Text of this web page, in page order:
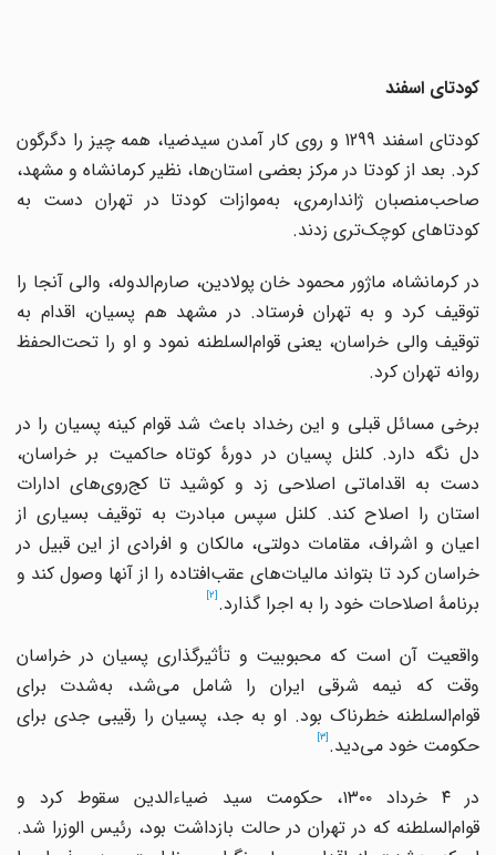
کودتای اسفند
کودتای اسفند 1299 و روی کار آمدن سیدضیا، همه چیز را دگرگون
کرد. بعد از کودتا در مرکز بعضی استان‌ها، نظیر کرمانشاه‌ و مشهد‌،
صاحب‌منصبان ژاندارمری، به‌موازات کودتا در تهران دست به
کودتاهای کوچک‌تری زدند.
در‌ کرمانشاه‌، ماژور محمود خان پولادین، صارم‌الدوله، والی آنجا را
توقیف کرد و به تهران فرستاد. در مشهد هم پسیان، اقدام به
توقیف والی خراسان، یعنی قوام‌السلطنه نمود و او را تحت‌الحفظ
روانه تهران کرد.
برخی مسائل قبلی و این رخداد باعث شد قوام کینه پسیان را در
دل نگه دارد. کلنل پسیان در دورۀ کوتاه حاکمیت بر خراسان،
دست‌ به اقداماتی اصلاحی زد و کوشید تا کج‌روی‌های ادارات
استان را اصلاح‌ کند‌. کلنل سپس مبادرت‌ به‌ توقیف‌ بسیاری از
اعیان و اشراف، مقامات دولتی، مالکان و افرادی‌ از‌ این قبیل در
خراسان کرد تا بتواند مالیات‌های عقب‌افتاده را از آنها وصول‌ کند‌ و
برنامۀ اصلاحات خود‌ را‌ به اجرا‌ گذارد‌.
واقعیت آن است که محبوبیت و تأثیرگذاری پسیان در خراسان
وقت که نیمه شرقی ایران را شامل می‌شد، به‌شدت برای
قوام‌السلطنه خطرناک بود. او به جد، پسیان را رقیبی جدی برای
حکومت خود می‌دید.
در ۴ خرداد ۱۳۰۰، حکومت‌ سید ضیاءالدین‌ سقوط کرد و
قوام‌السلطنه که‌ در تهران‌ در حالت‌ بازداشت‌ بود، رئیس‌ الوزرا شد.